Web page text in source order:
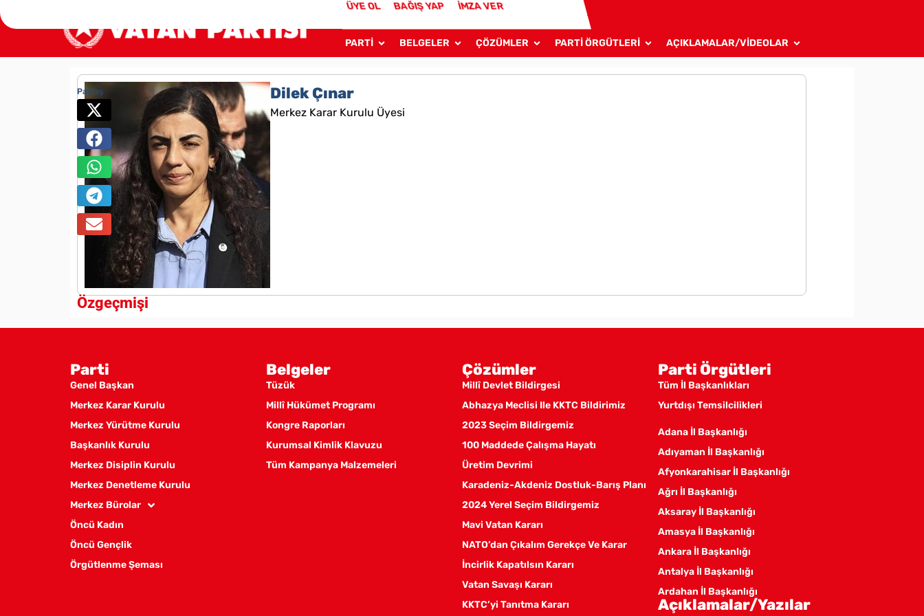
ÜYE OL BAĞIŞ YAP İMZA VER
PARTİ BELGELER ÇÖZÜMLER PARTİ ÖRGÜTLERİ AÇIKLAMALAR/VİDEOLAR
Dilek Çınar
Merkez Karar Kurulu Üyesi
Özgeçmişi
Paylaş
Parti
Genel Başkan
Merkez Karar Kurulu
Merkez Yürütme Kurulu
Başkanlık Kurulu
Merkez Disiplin Kurulu
Merkez Denetleme Kurulu
Merkez Bürolar
Öncü Kadın
Öncü Gençlik
Örgütlenme Şeması
Belgeler
Tüzük
Millî Hükümet Programı
Kongre Raporları
Kurumsal Kimlik Klavuzu
Tüm Kampanya Malzemeleri
Çözümler
Millî Devlet Bildirgesi
Abhazya Meclisi Ile KKTC Bildirimiz
2023 Seçim Bildirgemiz
100 Maddede Çalışma Hayatı
Üretim Devrimi
Karadeniz-Akdeniz Dostluk-Barış Planı
2024 Yerel Seçim Bildirgemiz
Mavi Vatan Kararı
NATO’dan Çıkalım Gerekçe Ve Karar
İncirlik Kapatılsın Kararı
Vatan Savaşı Kararı
KKTC’yi Tanıtma Kararı
Parti Örgütleri
Tüm İl Başkanlıkları
Yurtdışı Temsilcilikleri
Adana İl Başkanlığı
Adıyaman İl Başkanlığı
Afyonkarahisar İl Başkanlığı
Ağrı İl Başkanlığı
Aksaray İl Başkanlığı
Amasya İl Başkanlığı
Ankara İl Başkanlığı
Antalya İl Başkanlığı
Ardahan İl Başkanlığı
Artvin İl Başkanlığı
Açıklamalar/Yazılar